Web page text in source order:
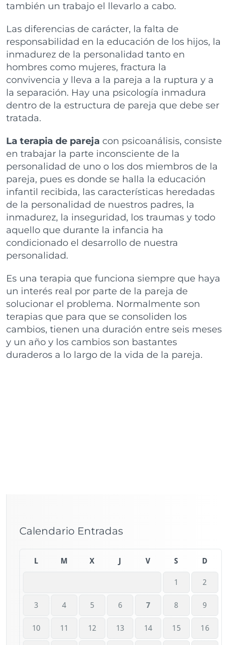
también un trabajo el llevarlo a cabo.
Las diferencias de carácter, la falta de
responsabilidad en la educación de los hijos, la
inmadurez de la personalidad tanto en
hombres como mujeres, fractura la
convivencia y lleva a la pareja a la ruptura y a
la separación. Hay una psicología inmadura
dentro de la estructura de pareja que debe ser
tratada.
La terapia de pareja con psicoanálisis, consiste
en trabajar la parte inconsciente de la
personalidad de uno o los dos miembros de la
pareja, pues es donde se halla la educación
infantil recibida, las características heredadas
de la personalidad de nuestros padres, la
inmadurez, la inseguridad, los traumas y todo
aquello que durante la infancia ha
condicionado el desarrollo de nuestra
personalidad.
Es una terapia que funciona siempre que haya
un interés real por parte de la pareja de
solucionar el problema. Normalmente son
terapias que para que se consoliden los
cambios, tienen una duración entre seis meses
y un año y los cambios son bastantes
duraderos a lo largo de la vida de la pareja.
Calendario Entradas
L M X V S D
1 2
3 4 5 6 7 8 9
10 11 12 13 14 15 16